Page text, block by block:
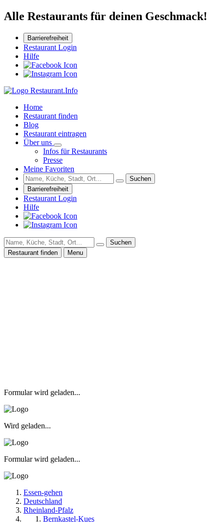
Alle Restaurants für deinen Geschmack!
Barrierefreiheit
Restaurant Login
Hilfe
Home
Restaurant finden
Blog
Restaurant eintragen
Über uns
Infos für Restaurants
Presse
Meine Favoriten
Suchen
Barrierefreiheit
Restaurant Login
Hilfe
Suchen
Restaurant finden
Menu
Formular wird geladen...
Wird geladen...
Formular wird geladen...
Essen-gehen
Deutschland
Rheinland-Pfalz
Bernkastel-Kues